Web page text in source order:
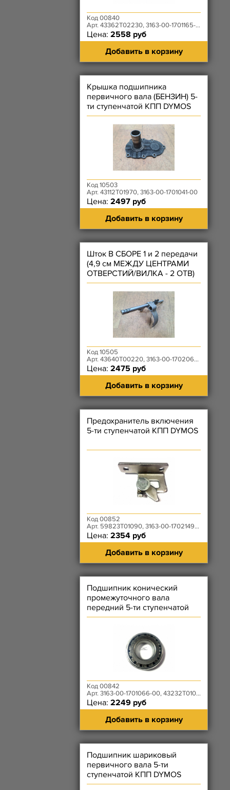
Код 00840
Арт. 43362T02230, 3163-00-1701165-00
Цена: 2558 руб
Добавить в корзину
Крышка подшипника
первичного вала (БЕНЗИН) 5-
ти ступенчатой КПП DYMOS
УЦЕНКА
Код 10503
Арт. 43112T01970, 3163-00-1701041-00
Цена: 2497 руб
Добавить в корзину
Шток В СБОРЕ 1 и 2 передачи
(4,9 см МЕЖДУ ЦЕНТРАМИ
ОТВЕРСТИЙ/ВИЛКА - 2 ОТВ)
КПП DYMOS УЦЕНКА
Код 10505
Арт. 43640T00220, 3163-00-1702060-00
Цена: 2475 руб
Добавить в корзину
Предохранитель включения
5-ти ступенчатой КПП DYMOS
Код 00852
Арт. 59823T01090, 3163-00-1702149-00
Цена: 2354 руб
Добавить в корзину
Подшипник конический
промежуточного вала
передний 5-ти ступенчатой
КПП DYMOS - (15245)
Код 00842
Арт. 3163-00-1701066-00, 43232T0108, 15245
Цена: 2249 руб
Добавить в корзину
Подшипник шариковый
первичного вала 5-ти
ступенчатой КПП DYMOS
806037